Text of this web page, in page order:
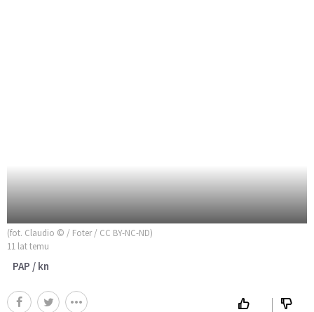
(fot. Claudio © / Foter / CC BY-NC-ND)
11 lat temu
PAP / kn